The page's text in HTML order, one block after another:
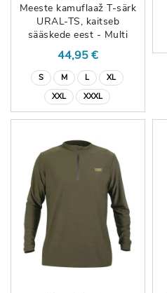
Meeste kamuflaaž T-särk
URAL-TS, kaitseb
sääskede eest - Multi
44,95 €
S M L
XL
XXL
XXXL